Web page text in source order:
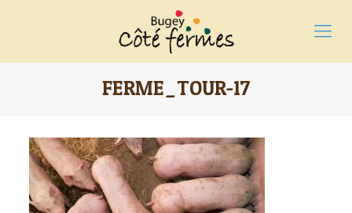
FERME_TOUR-17